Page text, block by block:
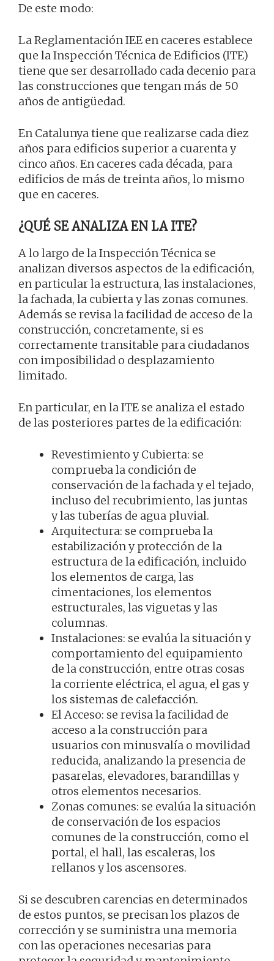
De este modo:
La Reglamentación IEE en caceres establece
que la Inspección Técnica de Edificios (ITE)
tiene que ser desarrollado cada decenio para
las construcciones que tengan más de 50
años de antigüedad.
En Catalunya tiene que realizarse cada diez
años para edificios superior a cuarenta y
cinco años. En caceres cada década, para
edificios de más de treinta años, lo mismo
que en caceres.
¿QUÉ SE ANALIZA EN LA ITE?
A lo largo de la Inspección Técnica se
analizan diversos aspectos de la edificación,
en particular la estructura, las instalaciones,
la fachada, la cubierta y las zonas comunes.
Además se revisa la facilidad de acceso de la
construcción, concretamente, si es
correctamente transitable para ciudadanos
con imposibilidad o desplazamiento
limitado.
En particular, en la ITE se analiza el estado
de las posteriores partes de la edificación:
Revestimiento y Cubierta: se
comprueba la condición de
conservación de la fachada y el tejado,
incluso del recubrimiento, las juntas
y las tuberías de agua pluvial.
Arquitectura: se comprueba la
estabilización y protección de la
estructura de la edificación, incluido
los elementos de carga, las
cimentaciones, los elementos
estructurales, las viguetas y las
columnas.
Instalaciones: se evalúa la situación y
comportamiento del equipamiento
de la construcción, entre otras cosas
la corriente eléctrica, el agua, el gas y
los sistemas de calefacción.
El Acceso: se revisa la facilidad de
acceso a la construcción para
usuarios con minusvalía o movilidad
reducida, analizando la presencia de
pasarelas, elevadores, barandillas y
otros elementos necesarios.
Zonas comunes: se evalúa la situación
de conservación de los espacios
comunes de la construcción, como el
portal, el hall, las escaleras, los
rellanos y los ascensores.
Si se descubren carencias en determinados
de estos puntos, se precisan los plazos de
corrección y se suministra una memoria
con las operaciones necesarias para